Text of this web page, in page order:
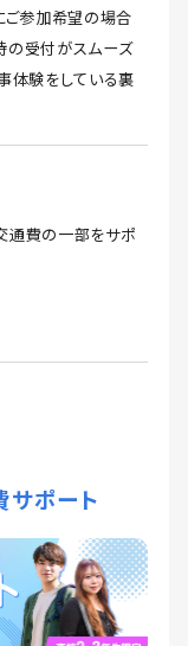
ご参加希望の場合
の受付がスムーズ
体験をしている裏
通費の一部をサポ
サポート